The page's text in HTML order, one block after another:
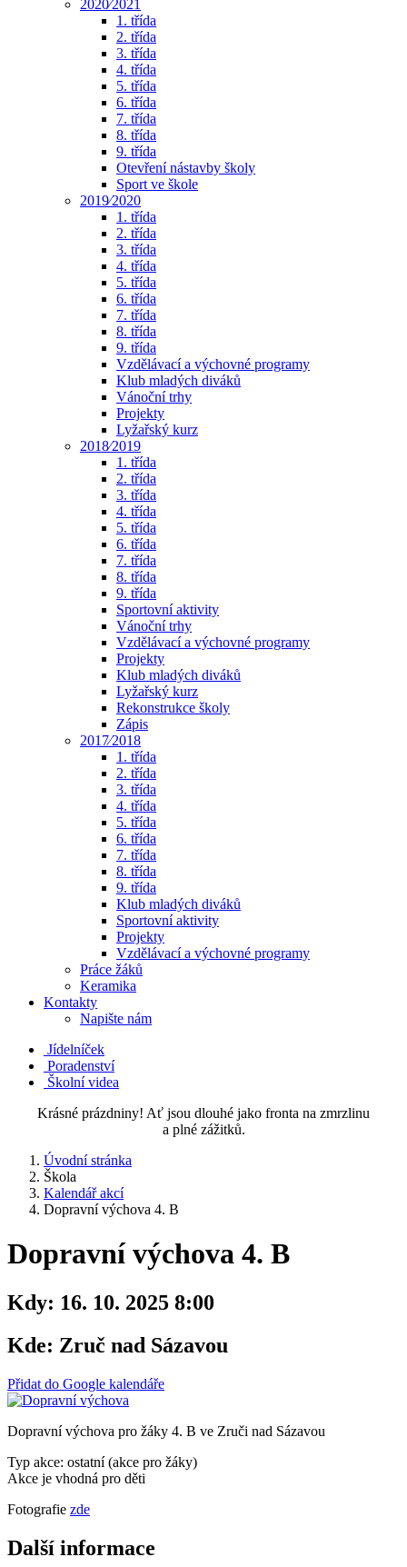
2020⁄2021
1. třída
2. třída
3. třída
4. třída
5. třída
6. třída
7. třída
8. třída
9. třída
Otevření nástavby školy
Sport ve škole
2019⁄2020
1. třída
2. třída
3. třída
4. třída
5. třída
6. třída
7. třída
8. třída
9. třída
Vzdělávací a výchovné programy
Klub mladých diváků
Vánoční trhy
Projekty
Lyžařský kurz
2018⁄2019
1. třída
2. třída
3. třída
4. třída
5. třída
6. třída
7. třída
8. třída
9. třída
Sportovní aktivity
Vánoční trhy
Vzdělávací a výchovné programy
Projekty
Klub mladých diváků
Lyžařský kurz
Rekonstrukce školy
Zápis
2017⁄2018
1. třída
2. třída
3. třída
4. třída
5. třída
6. třída
7. třída
8. třída
9. třída
Klub mladých diváků
Sportovní aktivity
Projekty
Vzdělávací a výchovné programy
Práce žáků
Keramika
Kontakty
Napište nám
Jídelníček
Poradenství
Školní videa
Krásné prázdniny! Ať jsou dlouhé jako fronta na zmrzlinu
a plné zážitků.
Úvodní stránka
Škola
Kalendář akcí
Dopravní výchova 4. B
Dopravní výchova 4. B
Kdy: 16. 10. 2025 8:00
Kde: Zruč nad Sázavou
Přidat do Google kalendáře
Dopravní výchova pro žáky 4. B ve Zruči nad Sázavou
Typ akce: ostatní (akce pro žáky)
Akce je vhodná pro děti
Fotografie zde
Další informace